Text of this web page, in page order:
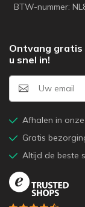
BTW-nummer:
Ontvang gratis
u snel in!
Afhalen in
Gratis
Altijd de beste